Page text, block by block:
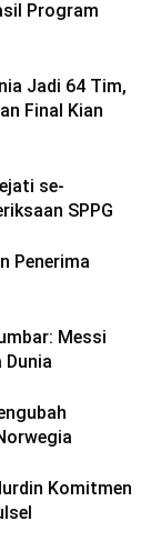
Program
Jadi 64 Tim,
Final Kian
se-
SPPG
Penerima
Messi
Dunia
Komitmen